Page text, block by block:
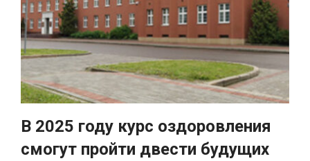
В 2025 году курс оздоровления
смогут пройти двести будущих